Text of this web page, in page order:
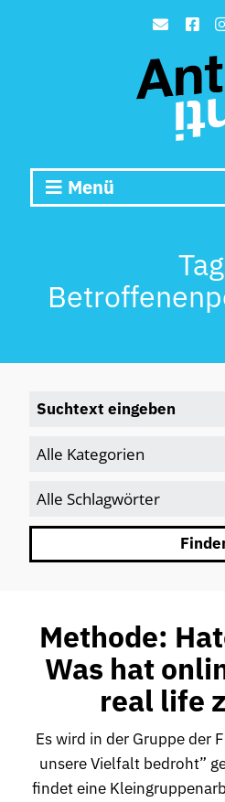
Menü
Methode:
Was hat
real life
Es wird in der Gruppe der
unsere Vielfalt bedroht”
findet eine